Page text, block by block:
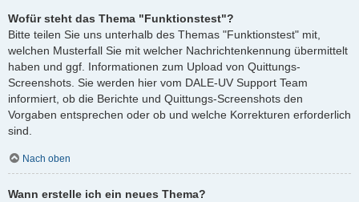
Wofür steht das Thema "Funktionstest"?
Bitte teilen Sie uns unterhalb des Themas "Funktionstest" mit,
welchen Musterfall Sie mit welcher Nachrichtenkennung übermittelt
haben und ggf. Informationen zum Upload von Quittungs-
Screenshots. Sie werden hier vom DALE-UV Support Team
informiert, ob die Berichte und Quittungs-Screenshots den
Vorgaben entsprechen oder ob und welche Korrekturen erforderlich
sind.
Nach oben
Wann erstelle ich ein neues Thema?